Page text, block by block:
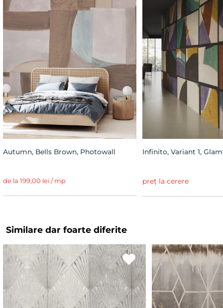
Autumn, Bells Brown, Photowall
de la 199,00 lei / mp
Infinito, Variant 1,
preț la cerere
Similare dar foarte diferite